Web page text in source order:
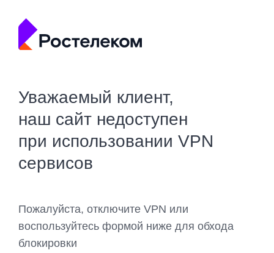
Уважаемый клиент,
наш сайт недоступен
при использовании VPN
сервисов
Пожалуйста, отключите VPN или
воспользуйтесь формой ниже для обхода
блокировки